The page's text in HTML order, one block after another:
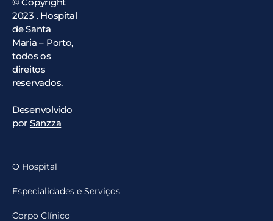
© Copyright
2023 . Hospital
de Santa
Maria – Porto,
todos os
direitos
reservados.
Desenvolvido
por Sanzza
O Hospital
Especialidades e Serviços
Corpo Clínico